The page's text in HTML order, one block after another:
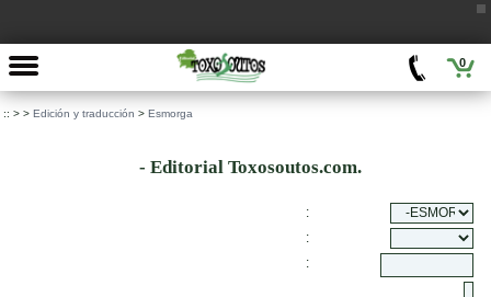
0
:: > > Edición y traducción > Esmorga
- Editorial Toxosoutos.com.
:
:
: